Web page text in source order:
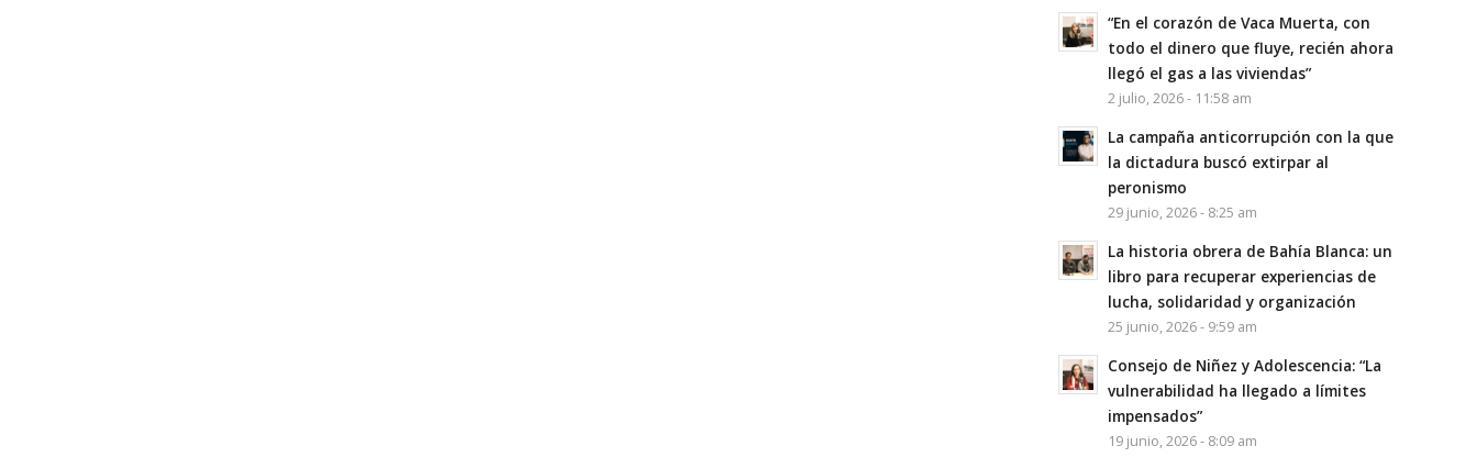
“En el corazón de Vaca Muerta, con
todo el dinero que fluye, recién ahora
llegó el gas a las viviendas”
2 julio, 2026 - 11:58 am
La campaña anticorrupción con la que
la dictadura buscó extirpar al
peronismo
29 junio, 2026 - 8:25 am
La historia obrera de Bahía Blanca: un
libro para recuperar experiencias de
lucha, solidaridad y organización
25 junio, 2026 - 9:59 am
Consejo de Niñez y Adolescencia: “La
vulnerabilidad ha llegado a límites
impensados”
19 junio, 2026 - 8:09 am